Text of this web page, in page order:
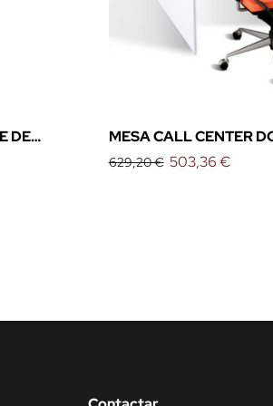
DE
MESA CALL CENTER
EMOBOK (MÓDULO
629,20 € 503,36 €